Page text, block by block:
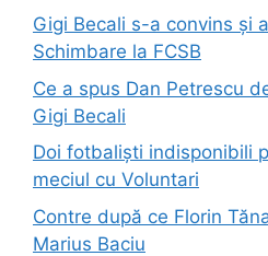
Gigi Becali s-a convins și
Schimbare la FCSB
Ce a spus Dan Petrescu
Gigi Becali
Doi fotbaliști indisponibili
meciul cu Voluntari
Contre după ce Florin
Marius Baciu